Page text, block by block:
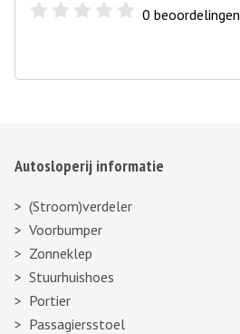
0 beoordelingen
Autosloperij informatie
(Stroom)verdeler
Voorbumper
Zonneklep
Stuurhuishoes
Portier
Passagiersstoel